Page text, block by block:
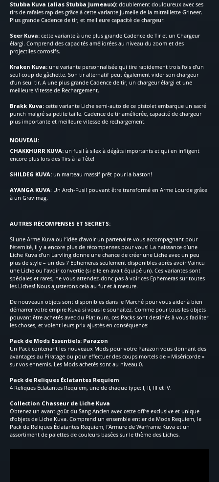
Stubba Kuva (alias Stubba Jumeaux): doublement douloureux avec ses
tirs de rafales rapides grâce à cette variante jumelle de la mitraillette Grineer.
Plus grande Cadence de tir, et meilleure capacité de chargeur.
Seer Kuva: cette variante à une plus grande Cadence de Tir et un Chargeur
élargi. Comprend des capacités améliorées au niveau du zoom et des
projectiles corrosifs.
Kraken Kuva: une variante personnalisée qui tire rapidement trois fois d’un
seul coup de gâchette. Son tir alternatif peut également vider son chargeur
d’un seul tir. A une plus grande Cadence de tir, un chargeur élargi et une
meilleure Vitesse de Rechargement.
Brakk Kuva: cette variante Liche semi-auto de ce pistolet embarque un sacré
punch malgré sa petite taille. Cadence de tir améliorée, capacité de chargeur
plus importante et meilleure vitesse de rechargement.
NOUVEAU:
CHAKKHURR KUVA: un fusil à silex à dégâts importants et qui en infligent
encore plus lors des Tirs à la Tête!
SHILDEG KUVA: un marteau massif prêt pour la baston!
AYANGA KUVA: Un Arch-Fusil pouvant être transformé en Arme Lourde grâce
à un Gravimag.
AUTRES RÉCOMPENSES ET SECRETS:
Si une Arme Kuva ou l’idée d’avoir un partenaire vous accompagnant pour
l’éternité, il y a encore plus de récompenses pour vous! La naissance d’une
Liche Kuva d’un Larvling donne une chance de créer une Liche avec un peu
plus de style – un des 7 Ephemeras seulement disponibles après avoir Vaincu
une Liche ou l’avoir convertie (si elle en avait équipé un). Ces variantes sont
spéciales et rares, ne vous attendez-donc pas à voir ces Ephemeras sur toutes
les Liches! Nous ajusterons cela au fur et à mesure.
De nouveaux objets sont disponibles dans le Marché pour vous aider à bien
démarrer votre empire Kuva si vous le souhaitez. Comme pour tous les objets
pouvant être achetés avec du Platinum, ces Packs sont destinés à vous faciliter
les choses, et voient leurs prix ajustés en conséquence:
Pack de Mods Essentiels: Parazon
Un Pack contenant les nouveaux Mods pour votre Parazon vous donnant des
avantages au Piratage ou pour effectuer des coups mortels de « Miséricorde »
sur vos ennemis. Les Mods achetés sont au niveau 0.
Pack de Reliques Éclatantes Requiem
4 Reliques Éclatantes Requiem, une de chaque type: I, II, III et IV.
Collection Chasseur de Liche Kuva
Obtenez un avant-goût du Sang Ancien avec cette offre exclusive et unique
d’objets de Liche Kuva. Comprend un ensemble entier de Mods Requiem, le
Pack de Reliques Éclatantes Requiem, l’Armure de Warframe Kuva et un
assortiment de palettes de couleurs basées sur le thème des Liches.